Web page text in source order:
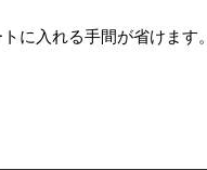
ネスティングラック
に入れる手間が省けます。